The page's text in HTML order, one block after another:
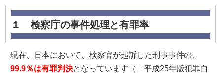
１ 検察庁の事件処理と有罪率
現在、日本において、検察官が起訴した刑事事件の、
99.9％は有罪判決となっています（「平成25年版犯罪白